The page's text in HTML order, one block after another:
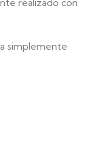
realizado con
simplemente